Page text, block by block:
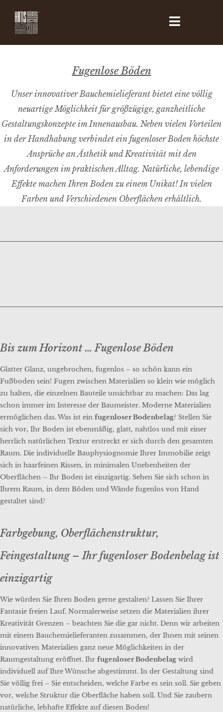
Fugenlose Böden
Unser innovativer Bauchemielieferant bietet eine völlig
neuartige Möglichkeit für größzügige, ganzheitliche
Gestaltungskonzepte im Innenausbau. Neben vielen Vorteilen
in der Handhabung verbindet ein fugenloser Boden höchste
Ansprüche an Ästhetik und Kreativität mit den
Anforderungen im praktischen Alltag. Natürliche, lebendige
Effekte machen Ihren Boden zu einem Unikat! In vielen
Farben und Verschiedenen Oberflächen erhältlich.
Bis zum Horizont … Fugenlose Böden
Glatter Glanz, ungebrochen, fugenlos – so schön kann ein
Fußboden sein! Fugen zwischen Materialien so klein wie möglich
zu halten, die einzelnen Bauteile unsichtbar zu machen: Das lag
schon immer im Interesse der Baumeister. Moderne Materialien
ermöglichen das. Was ist ein fugenloser Bodenbelag? Stellen Sie
sich vor, Ihr Boden ist ebenmäßig, glatt, nahtlos und mit einer
herrlich natürlichen Textur erstreckt er sich durch den gesamten
Raum. Die individuelle Bauphysiognomie Ihrer Immobilie zeigt
sich in haarfeinen Rissen, in minimalen Unebenheiten der
Oberflächen – Ihr Boden ist einzigartig. Sehen Sie sich schon in
Ihrem Raum, in dem Böden und Wände fugenlos von Hand
gestaltet sind?
Farbgebung, Oberflächenstruktur,
Feingestaltung – Ihr fugenloser Bodenbelag ist
einzigartig
Wie würden Sie Ihren Boden gerne gestalten? Lassen Sie Ihrer
Fantasie freien Lauf. Normalerweise setzen die Materialien ihrer
Kreativität Grenzen – beachten Sie die gar nicht. Denn wir arbeiten
mit einem Bauchemielieferanten zusammen, der Ihnen mit seinen
innovativen Materialien ganz neue Möglichkeiten in der
Raumgestaltung eröffnet. Ihr fugenloser Bodenbelag wird
individuell auf Ihre Wünsche abgestimmt. In der Gestaltung sind
Sie völlig frei – Sie entscheiden, welche Farbe es sein soll. Sie geben
vor, welche Struktur die Oberfläche haben soll. Und Sie zaubern
natürliche, lebhafte Effekte auf diesen Boden!